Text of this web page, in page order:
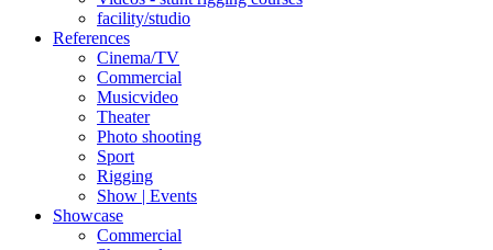
facility/studio
References
Cinema/TV
Commercial
Musicvideo
Theater
Photo shooting
Sport
Rigging
Show | Events
Showcase
Commercial